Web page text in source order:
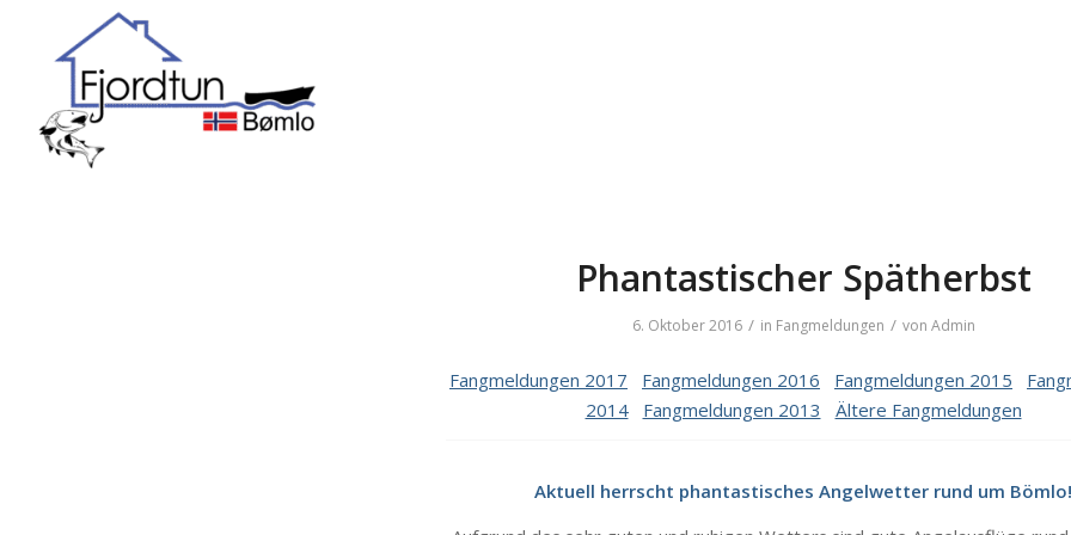
Phantastischer Spätherbst
6. Oktober 2016 / in Fangmeldungen / von Admin
Fangmeldungen 2017 Fangmeldungen 2016 Fangmeldungen 2015
2014
Fangmeldungen 2013 Ältere Fangmeldungen
Aktuell herrscht phantastisches Angelwetter rund um Bömlo!